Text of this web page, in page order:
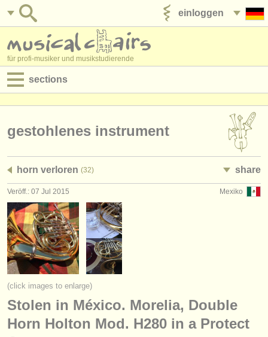
einloggen
für profi-musiker und musikstudierende
sections
jobs - verwaltung
degree courses
kurse
musikwettbewerbe
instrumentenverkauf
gestohlene instrumente
verzeichnisse:
gestohlenes instrument
horn verloren (32) share
Mexiko
Veröff.: 07 Jul 2015
(click images to enlarge)
Stolen in México. Morelia, Double
Horn Holton Mod. H280 in a Protect